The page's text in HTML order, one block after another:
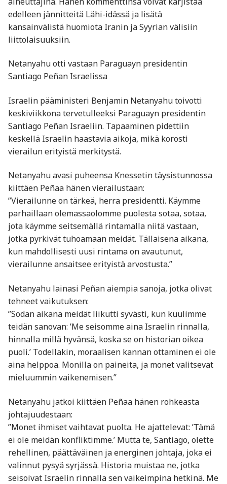
edelleen jännitteitä Lähi-idässä ja lisätä
kansainvälistä huomiota Iranin ja Syyrian välisiin
liittolaisuuksiin.
Netanyahu otti vastaan Paraguayn presidentin
Santiago Peñan Israelissa
Israelin pääministeri Benjamin Netanyahu toivotti
keskiviikkona tervetulleeksi Paraguayn presidentin
Santiago Peñan Israeliin. Tapaaminen pidettiin
keskellä Israelin haastavia aikoja, mikä korosti
vierailun erityistä merkitystä.
Netanyahu avasi puheensa Knessetin täysistunnossa
kiittäen Peñaa hänen vierailustaan:
”Vierailunne on tärkeä, herra presidentti. Käymme
parhaillaan olemassaolomme puolesta sotaa, sotaa,
jota käymme seitsemällä rintamalla niitä vastaan,
jotka pyrkivät tuhoamaan meidät. Tällaisena aikana,
kun mahdollisesti uusi rintama on avautunut,
vierailunne ansaitsee erityistä arvostusta.”
Netanyahu lainasi Peñan aiempia sanoja, jotka olivat
tehneet vaikutuksen:
”Sodan aikana meidät liikutti syvästi, kun kuulimme
teidän sanovan: ’Me seisomme aina Israelin rinnalla,
hinnalla millä hyvänsä, koska se on historian oikea
puoli.’ Todellakin, moraalisen kannan ottaminen ei ole
aina helppoa. Monilla on paineita, ja monet valitsevat
mieluummin vaikenemisen.”
Netanyahu jatkoi kiittäen Peñaa hänen rohkeasta
johtajuudestaan:
”Monet ihmiset vaihtavat puolta. He ajattelevat: ’Tämä
ei ole meidän konfliktimme.’ Mutta te, Santiago, olette
rehellinen, päättäväinen ja energinen johtaja, joka ei
valinnut pysyä syrjässä. Historia muistaa ne, jotka
seisoivat Israelin rinnalla sen vaikeimpina hetkinä. Me